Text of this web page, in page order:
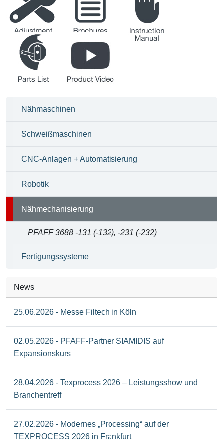
Nähmaschinen
Schweißmaschinen
CNC-Anlagen + Automatisierung
Robotik
Nähmechanisierung
PFAFF 3688 -131 (-132), -231 (-232)
Fertigungssysteme
News
25.06.2026 - Messe Filtech in Köln
02.05.2026 - PFAFF-Partner SIAMIDIS auf
Expansionskurs
28.04.2026 - Texprocess 2026 – Leistungsshow und
Branchentreff
27.02.2026 - Modernes „Processing“ auf der
TEXPROCESS 2026 in Frankfurt